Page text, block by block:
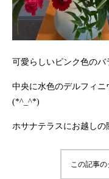
可愛らしいピンク色のバ
中央に水色のデルフィ
(*^_^*)
ホサナテラスにお越し
この記事